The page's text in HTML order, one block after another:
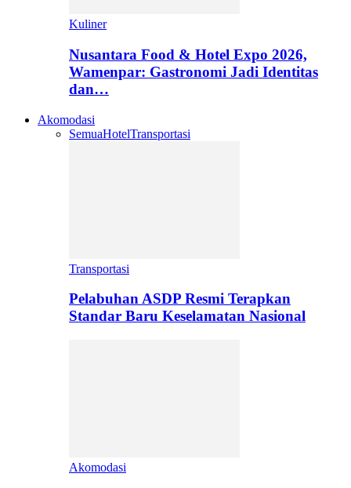
Kuliner
Nusantara Food & Hotel Expo 2026,
Wamenpar: Gastronomi Jadi Identitas
dan…
Akomodasi
SemuaHotelTransportasi
Transportasi
Pelabuhan ASDP Resmi Terapkan
Standar Baru Keselamatan Nasional
Akomodasi